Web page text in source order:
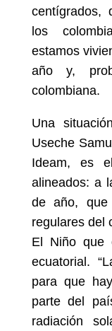
centígrados,
los
estamos
año y,
colombiana.
Una
Useche
Ideam, es
alineados: a
de año,
regulares del
El Niño que
ecuatorial.
para que
parte del
radiación